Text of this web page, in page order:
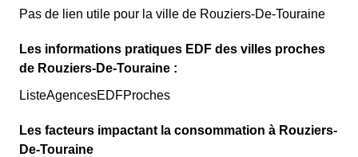
Pas de lien utile pour la ville de Rouziers-De-Touraine
Les informations pratiques EDF des villes proches
de Rouziers-De-Touraine :
ListeAgencesEDFProches
Les facteurs impactant la consommation à Rouziers-
De-Touraine